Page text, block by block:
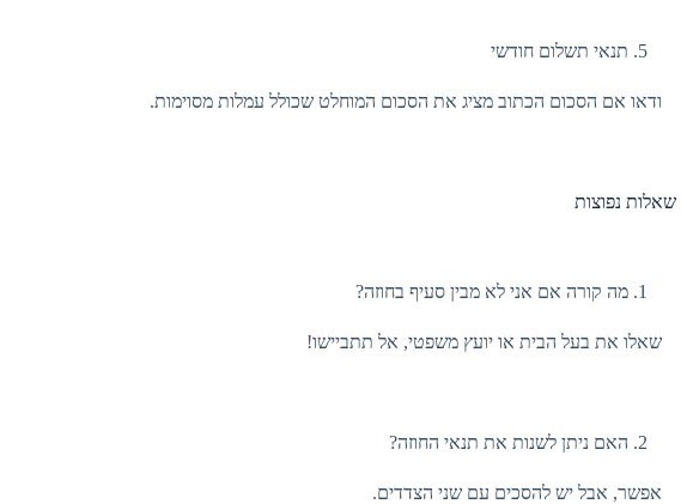
תנאי תשלום חודשי
ודאו אם הסכום הכתוב מציג את הסכום המוחלט שכולל עמלות מסוימות.
שאלות נפוצות
מה קורה אם אני לא מבין סעיף בחוזה?
שאלו את בעל הבית או יועץ משפטי, אל תתביישו!
האם ניתן לשנות את תנאי החוזה?
אפשר, אבל יש להסכים עם שני הצדדים.